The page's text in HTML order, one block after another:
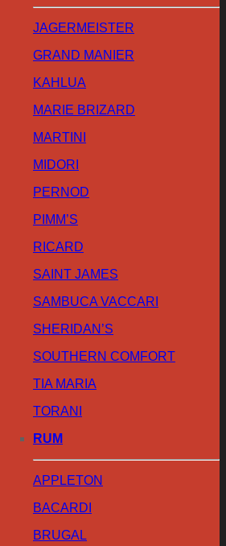
JAGERMEISTER
GRAND MANIER
KAHLUA
MARIE BRIZARD
MARTINI
MIDORI
PERNOD
PIMM’S
RICARD
SAINT JAMES
SAMBUCA VACCARI
SHERIDAN’S
SOUTHERN COMFORT
TIA MARIA
TORANI
RUM
APPLETON
BACARDI
BRUGAL